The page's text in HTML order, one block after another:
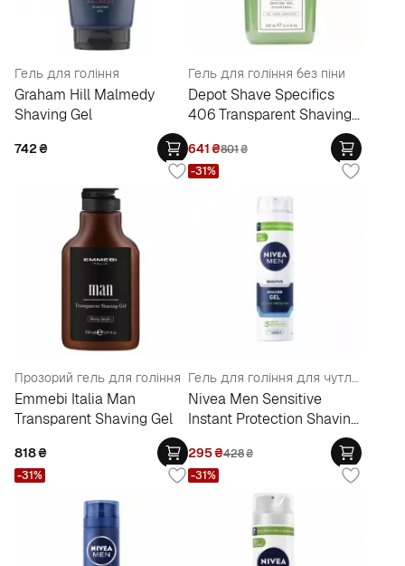
Гель для гоління
Graham Hill Malmedy
Shaving Gel
742₴
Гель для гоління без піни
Depot Shave Specifics
406 Transparent Shaving
641₴801₴
Прозорий гель для гоління
Emmebi Italia Man
Transparent Shaving Gel
818₴
Гель для гоління для чутливої шкіри "Миттєвий захист"
Nivea Men Sensitive
Instant Protection Shaving
295₴428₴
-31%
-31% -31%